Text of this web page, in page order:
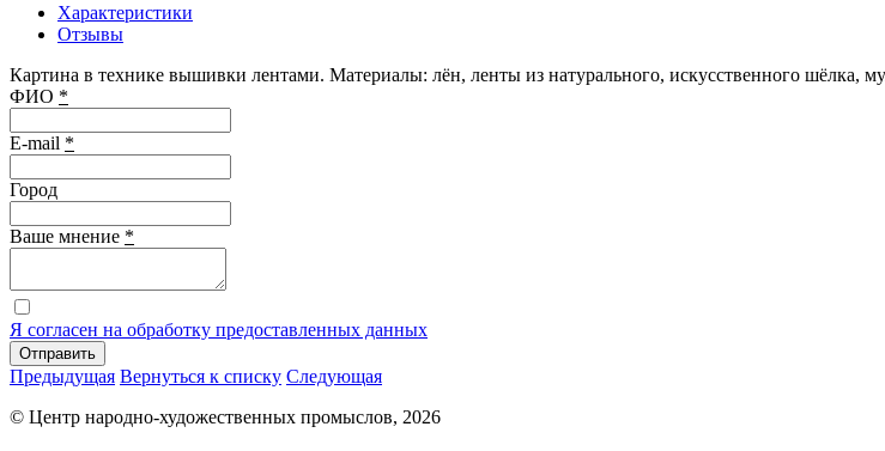
Характеристики
Отзывы
Картина в технике вышивки лентами. Материалы: лён, ленты из натурального, искусственного шёлка,
ФИО *
E-mail *
Город
Ваше мнение *
Я согласен на обработку предоставленных данных
Отправить
Предыдущая Вернуться к списку Следующая
© Центр народно-художественных промыслов, 2026